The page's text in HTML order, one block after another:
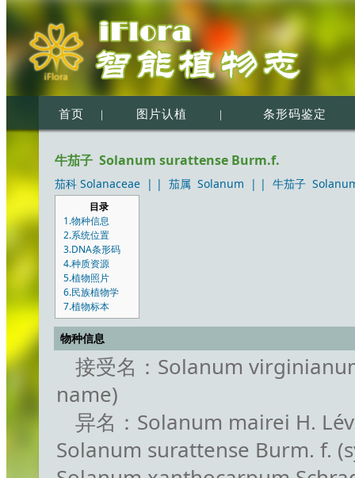
首页 | 图片认植 | 条形码鉴定
牛茄子 Solanum surattense Burm.f.
茄科 Solanaceae | | 茄属 Solanum | | 牛茄子
目录
1.物种信息
2.系统位置
3.DNA条形码
4.种质资源
5.植物照片
6.民族植物学
7.植物标本
物种信息
接受名：Solanum
name)
异名：Solanum mairei H.
Solanum surattense Burm. f.